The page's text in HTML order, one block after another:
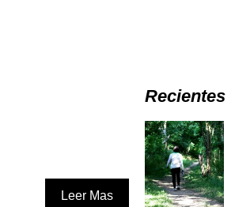
Leer Mas
Recientes